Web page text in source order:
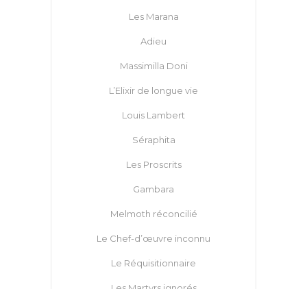
Les Marana
Adieu
Massimilla Doni
L’Elixir de longue vie
Louis Lambert
Séraphita
Les Proscrits
Gambara
Melmoth réconcilié
Le Chef-d’œuvre inconnu
Le Réquisitionnaire